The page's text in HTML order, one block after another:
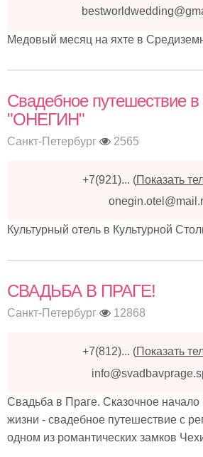
Медовый месяц на яхте в
Свадебное путешествие
"ОНЕГИН"
Санкт-Петербург 2565
+7(921)... (Показать
Культурный отель в Культурной
СВАДЬБА В ПРАГЕ!
Санкт-Петербург 12868
+7(812)... (Показать
Свадьба в Праге. Сказочное
жизни - свадебное путешествие с
одном из романтических замков